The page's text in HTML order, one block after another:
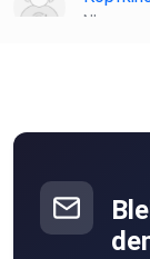
Werbung in
Nbg
ascoli
hxdes08
Vöhringen